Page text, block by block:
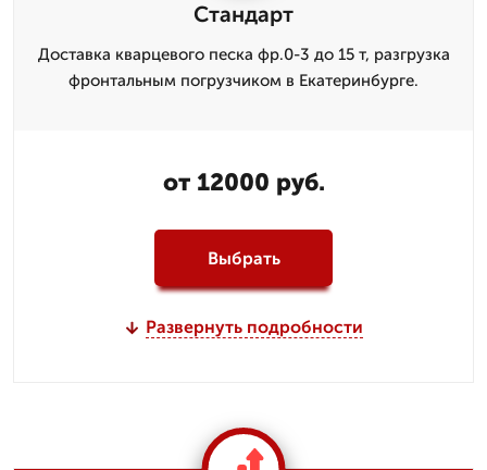
Стандарт
Доставка кварцевого песка фр.0-3 до 15 т, разгрузка
фронтальным погрузчиком в Екатеринбурге.
от 12000 руб.
Выбрать
Развернуть подробности